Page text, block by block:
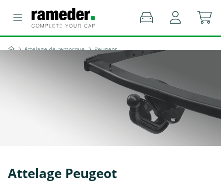
Attelage de remorque Peugeot
Attelage Peugeot